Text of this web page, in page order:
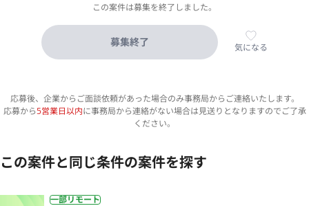
この案件は募集を終了しました。
募集終了 気になる
応募後、企業からご面談依頼があった場合のみ事務局からご連絡いたします。
応募から5営業日以内に事務局から連絡がない場合は見送りとなりますのでご了承
ください。
この案件と同じ条件の案件を探す
一部リモート